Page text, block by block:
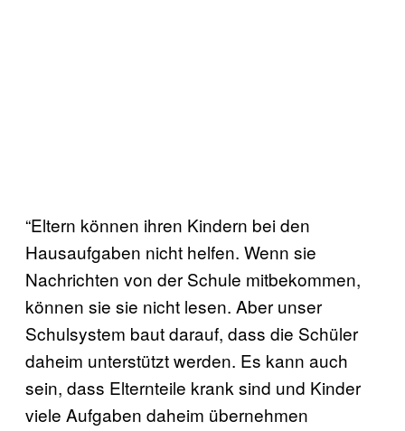
“Eltern können ihren Kindern bei den
Hausaufgaben nicht helfen. Wenn sie
Nachrichten von der Schule mitbekommen,
können sie sie nicht lesen. Aber unser
Schulsystem baut darauf, dass die Schüler
daheim unterstützt werden. Es kann auch
sein, dass Elternteile krank sind und Kinder
viele Aufgaben daheim übernehmen